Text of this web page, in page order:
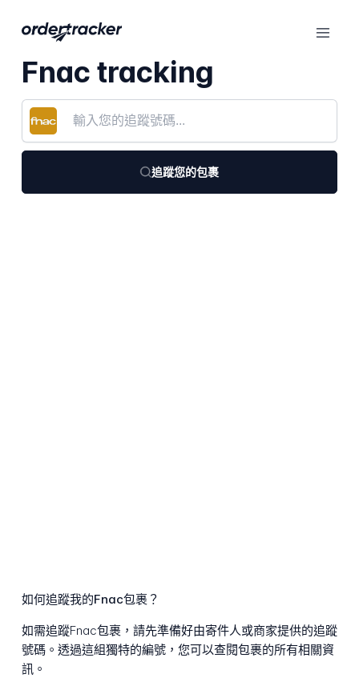
Fnac tracking
追蹤您的包裹
如何追蹤我的Fnac包裹？
如需追蹤Fnac包裹，請先準備好由寄件人或商家提供的追蹤
號碼。透過這組獨特的編號，您可以查閱包裹的所有相關資
訊。